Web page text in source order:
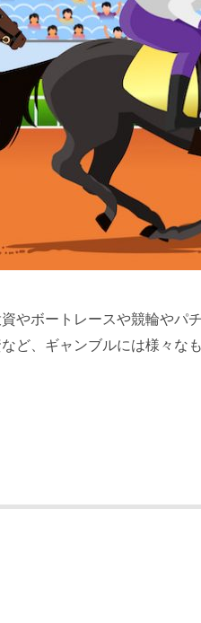
やボートレースや競輪やパ
ど、ギャンブルには様々な